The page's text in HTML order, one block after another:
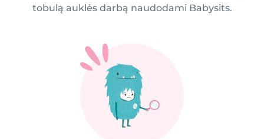
tobulą auklės darbą naudodami Babysits.